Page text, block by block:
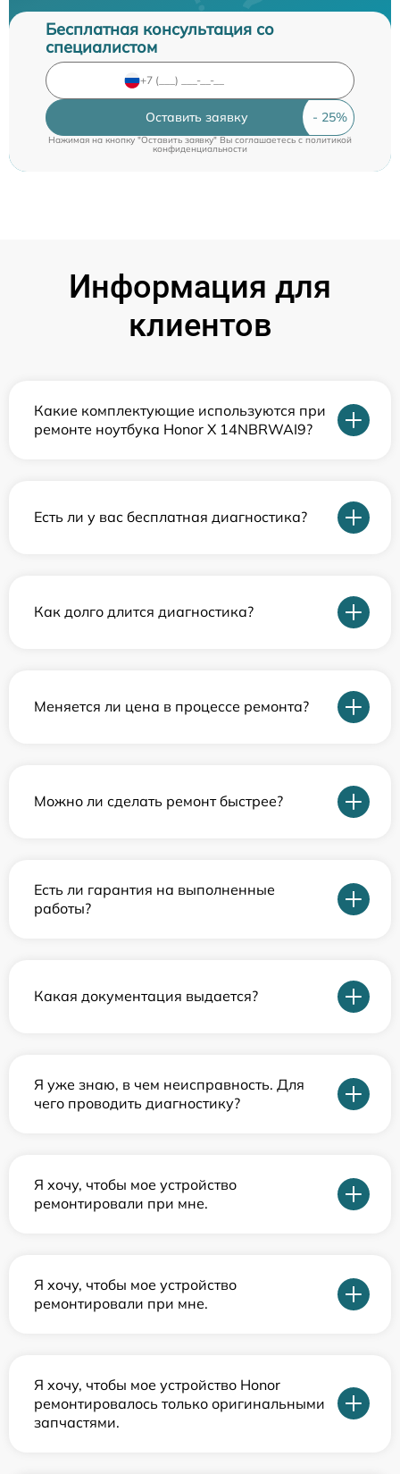
Бесплатная консультация со
специалистом
Оставить заявку
Нажимая на кнопку "Оставить заявку" Вы соглашаетесь cполитикой
конфиденциальности
Информация для
клиентов
Какие комплектующие используются при
ремонте ноутбука Honor X 14NBRWAI9?
Есть ли у вас бесплатная диагностика?
Как долго длится диагностика?
Меняется ли цена в процессе ремонта?
Можно ли сделать ремонт быстрее?
Есть ли гарантия на выполненные
работы?
Какая документация выдается?
Я уже знаю, в чем неисправность. Для
чего проводить диагностику?
Я хочу, чтобы мое устройство
ремонтировали при мне.
Я хочу, чтобы мое устройство
ремонтировали при мне.
Я хочу, чтобы мое устройство Honor
ремонтировалось только оригинальными
запчастями.